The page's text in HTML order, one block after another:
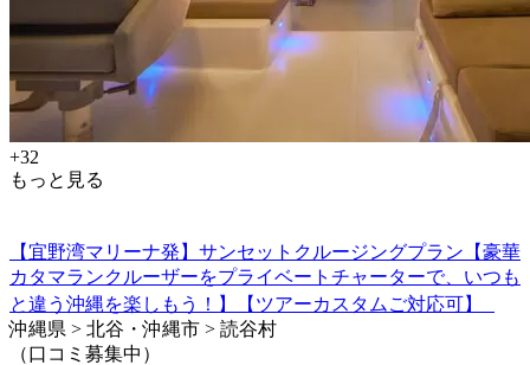
+32
もっと見る
【宜野湾マリーナ発】サンセットクルージングプラン【豪華
カタマランクルーザーをプライベートチャーターで、いつも
と違う沖縄を楽しもう！】【ツアーカスタムご対応可】
沖縄県 > 北谷・沖縄市 > 読谷村
（口コミ募集中）